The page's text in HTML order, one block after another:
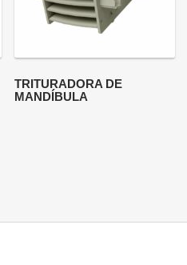
TRITURADORA DE
MANDÍBULA